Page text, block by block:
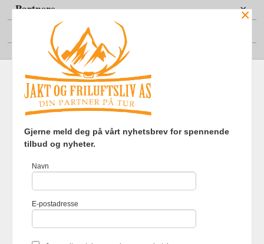
Partnere
Din konto
Frakt Kjøpsbetingelser Sikkerhet og personvern
Nyhetsbrev
Foretaksregisteret 920903363
du får en bedre kjøpsopplevelse og
bruker cookies hovedsaklig til å
×
Gjerne meld deg på vårt nyhetsbrev for spennende
tilbud og nyheter.
Navn
E-postadresse